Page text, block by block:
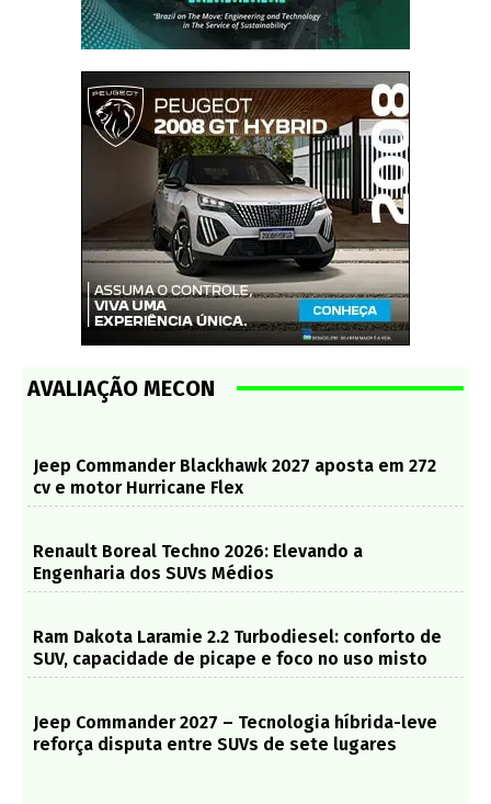
AVALIAÇÃO MECON
Jeep Commander Blackhawk 2027 aposta em 272
cv e motor Hurricane Flex
Renault Boreal Techno 2026: Elevando a
Engenharia dos SUVs Médios
Ram Dakota Laramie 2.2 Turbodiesel: conforto de
SUV, capacidade de picape e foco no uso misto
Jeep Commander 2027 – Tecnologia híbrida-leve
reforça disputa entre SUVs de sete lugares